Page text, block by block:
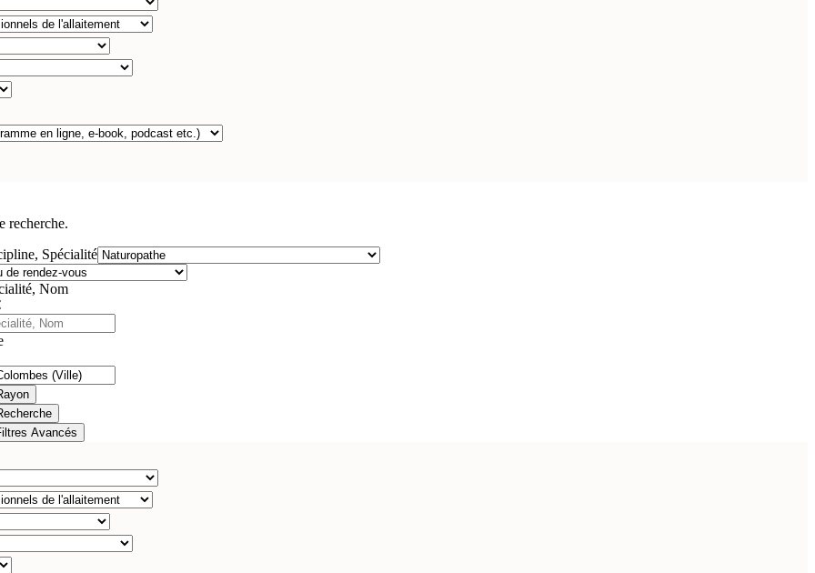
recherche.
Spécialité
Nom
Avancés